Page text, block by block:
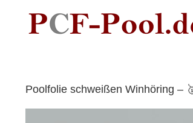
content
Poolfolie schweißen Winhöring –